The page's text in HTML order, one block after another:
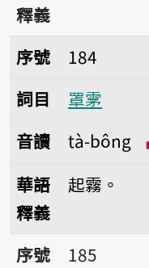
釋義
序號184罩雺
序號
184
詞目
罩雺
音讀
tà-bông
華語
釋義
起霧。
序號185罩霧
序號
185